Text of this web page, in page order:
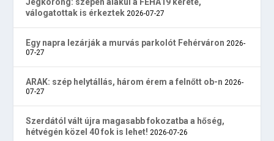
válogatottak is érkeztek 2026-07-27
Egy napra lezárják a murvás parkolót Fehérváron 2026-
07-27
ARAK: szép helytállás, három érem a felnőtt ob-n 2026-
07-27
Szerdától vált újra magasabb fokozatba a hőség,
hétvégén közel 40 fok is lehet! 2026-07-26